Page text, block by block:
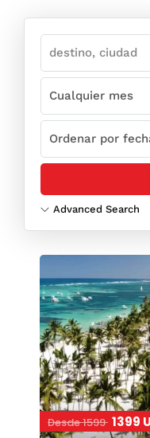
Advanced Search
Desde 1599 1399